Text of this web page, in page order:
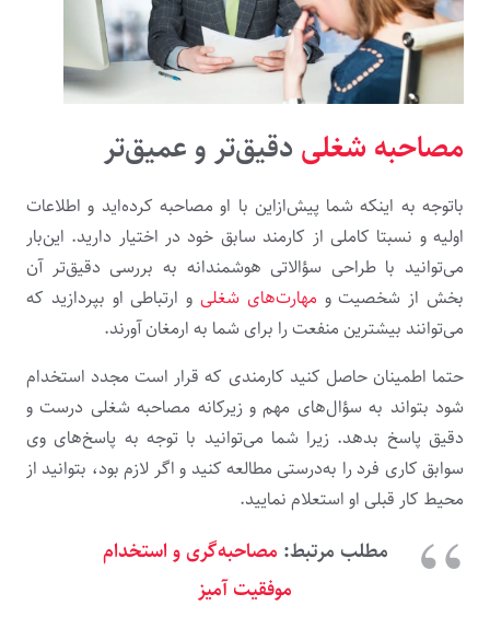
مصاحبه شغلی دقیق‌تر و عمیق‌تر
باتوجه به اینکه شما پیش‌ازاین با او مصاحبه کرده‌اید و اطلاعات
اولیه و نسبتا کاملی از کارمند سابق خود در اختیار دارید. این‌بار
می‌توانید با طراحی سؤالاتی هوشمندانه به بررسی دقیق‌تر آن
بخش از شخصیت و مهارت‌های شغلی و ارتباطی او بپردازید که
می‌توانند بیشترین منفعت را برای شما به ارمغان آورند.
حتما اطمینان حاصل کنید کارمندی که قرار است مجدد استخدام
شود بتواند به سؤال‌های مهم و زیرکانه مصاحبه شغلی درست و
دقیق پاسخ بدهد. زیرا شما می‌توانید با توجه به پاسخ‌های وی
سوابق کاری فرد را به‌درستی مطالعه کنید و اگر لازم بود، بتوانید از
محیط کار قبلی او استعلام نمایید.
مطلب مرتبط: مصاحبه‌گری و استخدام
موفقیت آمیز